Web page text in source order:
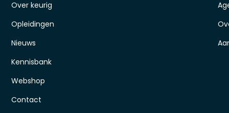
Over keurig
Opleidingen
Nieuws
Kennisbank
Webshop
Contact